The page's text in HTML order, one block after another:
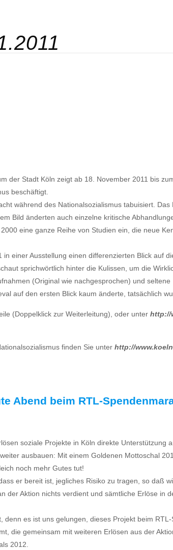
der Stadt Köln zeigt ab 18. November 2011 bis
beschäftigt.
während des Nationalsozialismus tabuisiert.
Bild änderten auch einzelne kritische
eine ganze Reihe von Studien ein, die neue
einer Ausstellung einen differenzierten Blick auf
sprichwörtlich hinter die Kulissen, um die
(Original wie nachgesprochen) und
auf den ersten Blick kaum änderte, tatsächlich
(Doppelklick zur Weiterleitung), oder unterhttp://
finden Sie unterhttp://
Abend beim RTL-
soziale Projekte in Köln direkte Unterstützung
ausbauen: Mit einem Goldenen Mottoschal
noch mehr Gutes tut!
er bereit ist, jegliches Risiko zu tragen, so daß
Aktion nichts verdient und sämtliche Erlöse in
es ist uns gelungen, dieses Projekt beim
die gemeinsam mit weiteren Erlösen aus der
2012.